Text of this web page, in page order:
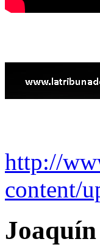
http://
content/